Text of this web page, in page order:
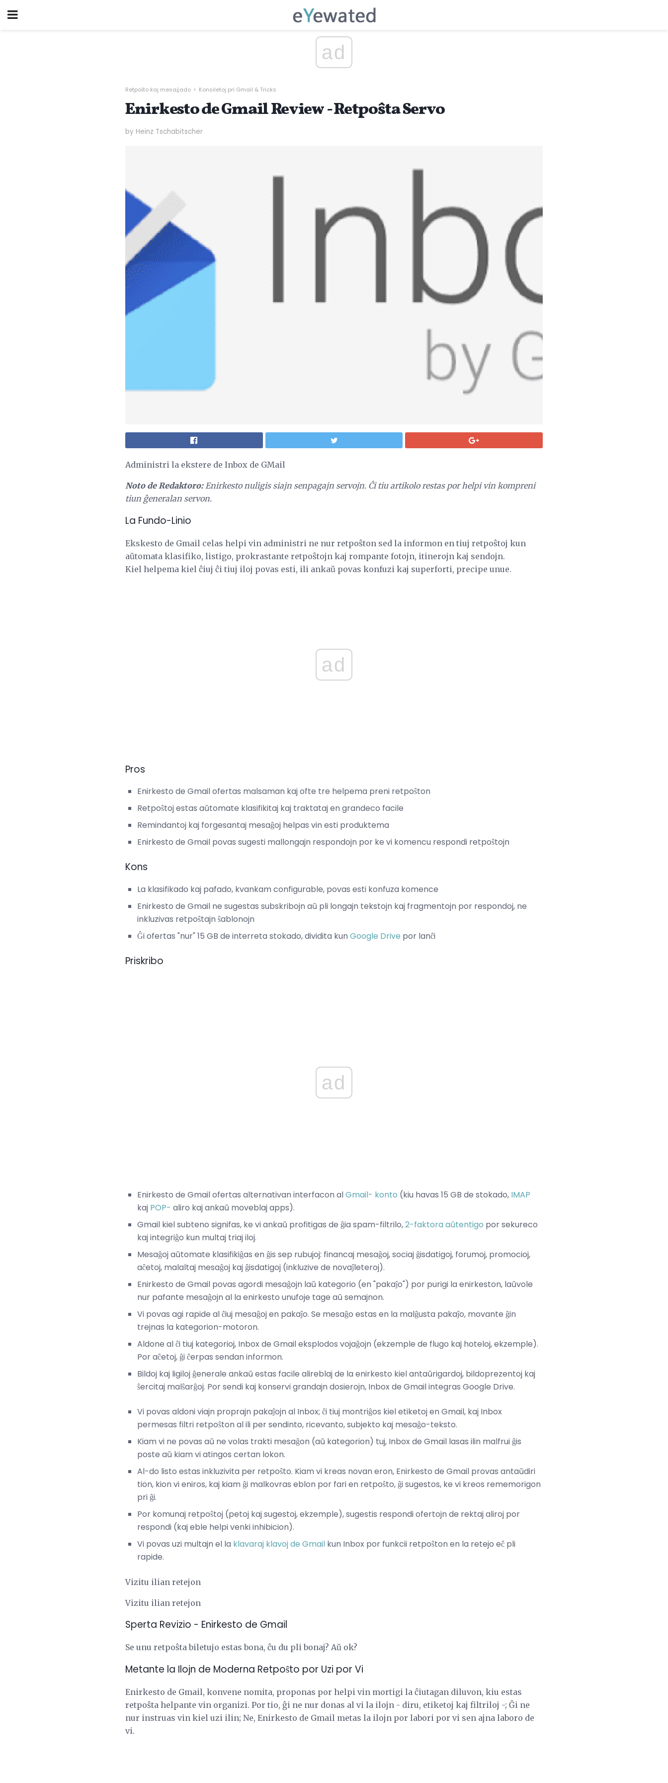
ad
Retpoŝto kaj mesaĝado Konsiletoj pri Gmail & Tricks
Enirkesto de Gmail Review - Retpoŝta Servo
by Heinz Tschabitscher
Administri la ekstere de Inbox de GMail
Noto de Redaktoro:Enirkesto nuligis siajn senpagajn servojn. Ĉi tiu artikolo restas por helpi vin kompreni
tiun ĝeneralan servon.
La Fundo-Linio
Ekskesto de Gmail celas helpi vin administri ne nur retpoŝton sed la informon en tiuj retpoŝtoj kun
aŭtomata klasifiko, listigo, prokrastante retpoŝtojn kaj rompante fotojn, itinerojn kaj sendojn.
Kiel helpema kiel ĉiuj ĉi tiuj iloj povas esti, ili ankaŭ povas konfuzi kaj superforti, precipe unue.
ad
Pros
Enirkesto de Gmail ofertas malsaman kaj ofte tre helpema preni retpoŝton
Retpoŝtoj estas aŭtomate klasifikitaj kaj traktataj en grandeco facile
Remindantoj kaj forgesantaj mesaĝoj helpas vin esti produktema
Enirkesto de Gmail povas sugesti mallongajn respondojn por ke vi komencu respondi retpoŝtojn
Kons
La klasifikado kaj pafado, kvankam configurable, povas esti konfuza komence
Enirkesto de Gmail ne sugestas subskribojn aŭ pli longajn tekstojn kaj fragmentojn por respondoj, ne
inkluzivas retpoŝtajn ŝablonojn
Ĝi ofertas "nur" 15 GB de interreta stokado, dividita kun Google Drive por lanĉi
Priskribo
ad
Enirkesto de Gmail ofertas alternativan interfacon alGmail- konto (kiu havas 15 GB de stokado, IMAP
kaj POP- aliro kaj ankaŭ moveblaj apps).
Gmail kiel subteno signifas, ke vi ankaŭ profitigas de ĝia spam-filtrilo,2-faktora aŭtentigo por sekureco
kaj integriĝo kun multaj triaj iloj.
Mesaĝoj aŭtomate klasifikiĝas en ĝis sep rubujoj: financaj mesaĝoj, sociaj ĝisdatigoj, forumoj, promocioj,
aĉetoj, malaltaj mesaĝoj kaj ĝisdatigoj (inkluzive de novaĵleteroj).
Enirkesto de Gmail povas agordi mesaĝojn laŭ kategorio (en "pakaĵo") por purigi la enirkeston, laŭvole
nur pafante mesaĝojn al la enirkesto unufoje tage aŭ semajnon.
Vi povas agi rapide al ĉiuj mesaĝoj en pakaĵo. Se mesaĝo estas en la malĝusta pakaĵo, movante ĝin
trejnas la kategorion-motoron.
Aldone al ĉi tiuj kategorioj, Inbox de Gmail eksplodos vojaĝojn (ekzemple de flugo kaj hoteloj, ekzemple).
Por aĉetoj, ĝi ĉerpas sendan informon.
Bildoj kaj ligiloj ĝenerale ankaŭ estas facile alireblaj de la enirkesto kiel antaŭrigardoj, bildoprezentoj kaj
ŝercitaj malŝarĝoj. Por sendi kaj konservi grandajn dosierojn, Inbox de Gmail integras Google Drive.
Vi povas aldoni viajn proprajn pakaĵojn al Inbox; ĉi tiuj montriĝos kiel etiketoj en Gmail, kaj Inbox
permesas filtri retpoŝton al ili per sendinto, ricevanto, subjekto kaj mesaĝo-teksto.
Kiam vi ne povas aŭ ne volas trakti mesaĝon (aŭ kategorion) tuj, Inbox de Gmail lasas ilin malfrui ĝis
poste aŭ kiam vi atingos certan lokon.
Al-do listo estas inkluzivita per retpoŝto. Kiam vi kreas novan eron, Enirkesto de Gmail provas antaŭdiri
tion, kion vi eniros, kaj kiam ĝi malkovras eblon por fari en retpoŝto, ĝi sugestos, ke vi kreos rememorigon
pri ĝi.
Por komunaj retpoŝtoj (petoj kaj sugestoj, ekzemple), sugestis respondi ofertojn de rektaj aliroj por
respondi (kaj eble helpi venki inhibicion).
Vi povas uzi multajn el la klavaraj klavoj de Gmail kun Inbox por funkcii retpoŝton en la retejo eĉ pli
rapide.
Vizitu ilian retejon
Vizitu ilian retejon
Sperta Revizio - Enirkesto de Gmail
Se unu retpoŝta biletujo estas bona, ĉu du pli bonaj? Aŭ ok?
Metante la Ilojn de Moderna Retpoŝto por Uzi por Vi
Enirkesto de Gmail, konvene nomita, proponas por helpi vin mortigi la ĉiutagan diluvon, kiu estas
retpoŝta helpante vin organizi. Por tio, ĝi ne nur donas al vi la ilojn - diru, etiketoj kaj filtriloj -; Ĝi ne
nur instruas vin kiel uzi ilin; Ne, Enirkesto de Gmail metas la ilojn por labori por vi sen ajna laboro de
vi.